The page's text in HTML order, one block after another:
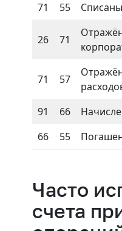
71
55
26 71
71 57
91
66
66
55
Часто
счета